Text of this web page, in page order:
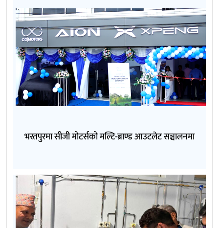
भरतपुरमा सीजी मोटर्सको मल्टि-ब्राण्ड आउटलेट सञ्चालनमा